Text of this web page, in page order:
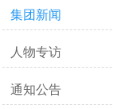
集团新闻
人物专访
通知公告